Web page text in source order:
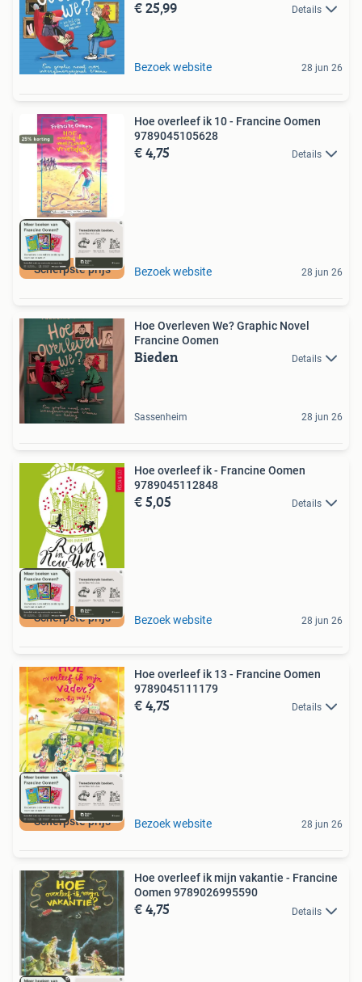
€ 25,99 Details
Bezoek website 28 jun 26
Scherpste prijs
Hoe overleef ik 10 - Francine Oomen
9789045105628
€ 4,75 Details
Bezoek website 28 jun 26
Hoe Overleven We? Graphic Novel
Francine Oomen
Bieden Details
Sassenheim 28 jun 26
Scherpste prijs
Hoe overleef ik - Francine Oomen
9789045112848
€ 5,05 Details
Bezoek website 28 jun 26
Scherpste prijs
Hoe overleef ik 13 - Francine Oomen
9789045111179
€ 4,75 Details
Bezoek website 28 jun 26
Hoe overleef ik mijn vakantie - Francine
Oomen 9789026995590
€ 4,75 Details